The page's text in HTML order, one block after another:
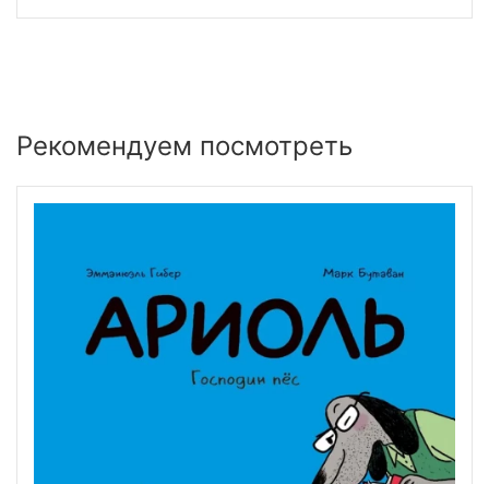
Рекомендуем посмотреть